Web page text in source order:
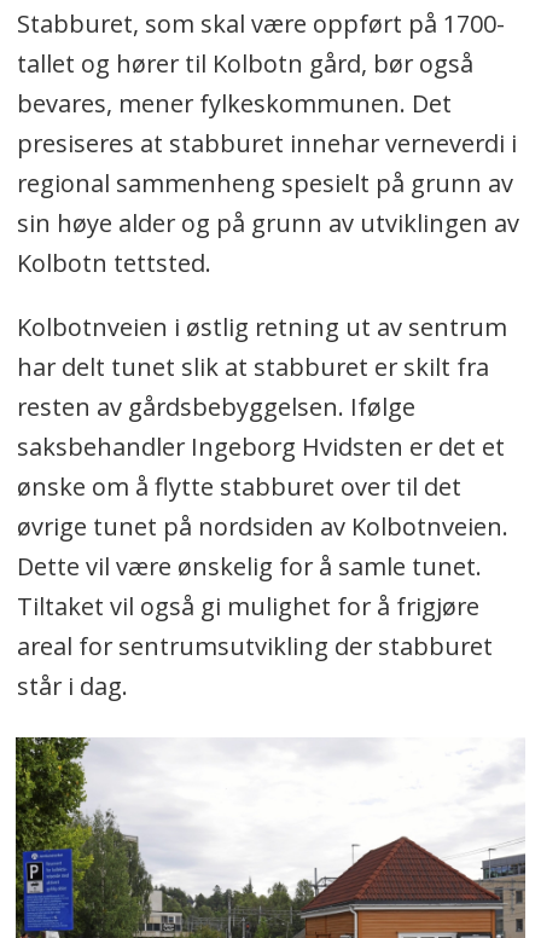
Stabburet, som skal være oppført på 1700-
tallet og hører til Kolbotn gård, bør også
bevares, mener fylkeskommunen. Det
presiseres at stabburet innehar verneverdi i
regional sammenheng spesielt på grunn av
sin høye alder og på grunn av utviklingen av
Kolbotn tettsted.
Kolbotnveien i østlig retning ut av sentrum
har delt tunet slik at stabburet er skilt fra
resten av gårdsbebyggelsen. Ifølge
saksbehandler Ingeborg Hvidsten er det et
ønske om å flytte stabburet over til det
øvrige tunet på nordsiden av Kolbotnveien.
Dette vil være ønskelig for å samle tunet.
Tiltaket vil også gi mulighet for å frigjøre
areal for sentrumsutvikling der stabburet
står i dag.